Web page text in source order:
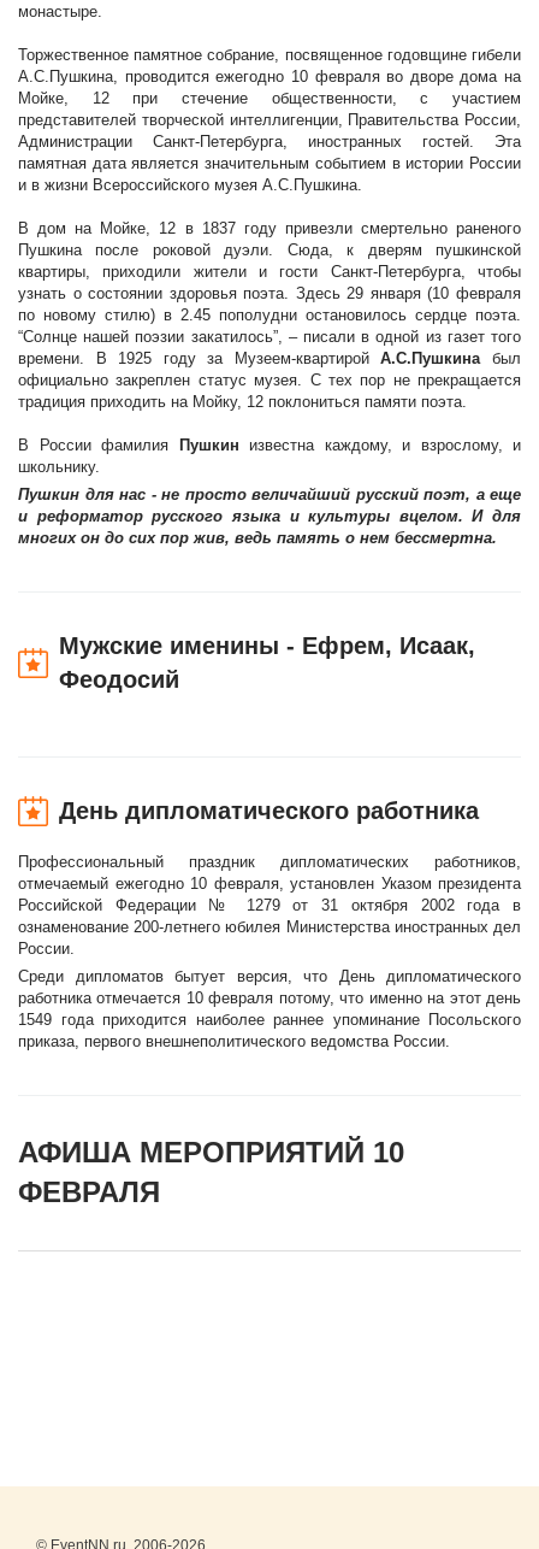
монастыре.
Торжественное памятное собрание, посвященное годовщине гибели
А.С.Пушкина, проводится ежегодно 10 февраля во дворе дома на
Мойке, 12 при стечение общественности, с участием
представителей творческой интеллигенции, Правительства России,
Администрации Санкт-Петербурга, иностранных гостей. Эта
памятная дата является значительным событием в истории России
и в жизни Всероссийского музея А.С.Пушкина.
В дом на Мойке, 12 в 1837 году привезли смертельно раненого
Пушкина после роковой дуэли. Сюда, к дверям пушкинской
квартиры, приходили жители и гости Санкт-Петербурга, чтобы
узнать о состоянии здоровья поэта. Здесь 29 января (10 февраля
по новому стилю) в 2.45 пополудни остановилось сердце поэта.
“Солнце нашей поэзии закатилось”, – писали в одной из газет того
времени. В 1925 году за Музеем-квартиройА.С.Пушкинабыл
официально закреплен статус музея. С тех пор не прекращается
традиция приходить на Мойку, 12 поклониться памяти поэта.
В России фамилия Пушкин известна каждому, и взрослому, и
школьнику.
Пушкин для нас - не просто величайший русский поэт, а еще
и реформатор русского языка и культуры вцелом. И для
многих он до сих пор жив, ведь память о нем бессмертна.
Мужские именины - Ефрем, Исаак,
Феодосий
День дипломатического работника
Профессиональный праздник дипломатических работников,
отмечаемый ежегодно 10 февраля, установлен Указом президента
Российской Федерации № 1279 от 31 октября 2002 года в
ознаменование 200-летнего юбилея Министерства иностранных дел
России.
Среди дипломатов бытует версия, что День дипломатического
работника отмечается 10 февраля потому, что именно на этот день
1549 года приходится наиболее раннее упоминание Посольского
приказа, первого внешнеполитического ведомства России.
АФИША МЕРОПРИЯТИЙ 10
ФЕВРАЛЯ
© EventNN.ru, 2006-2026